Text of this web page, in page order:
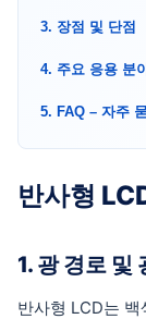
3. 장점 및 단점
4. 주요 응용 분
5. FAQ – 자주
반사형
1. 광 경로 및
반사형 LCD는